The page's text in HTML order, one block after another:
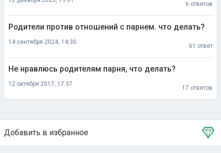
6 ответов
Родители против отношений с парнем. что делать?
14 сентября 2024, 14:30
61 ответ
Не нравлюсь родителям парня, что делать?
12 октября 2017, 17:37
17 ответов
Добавить в избранное
Тема в избранном